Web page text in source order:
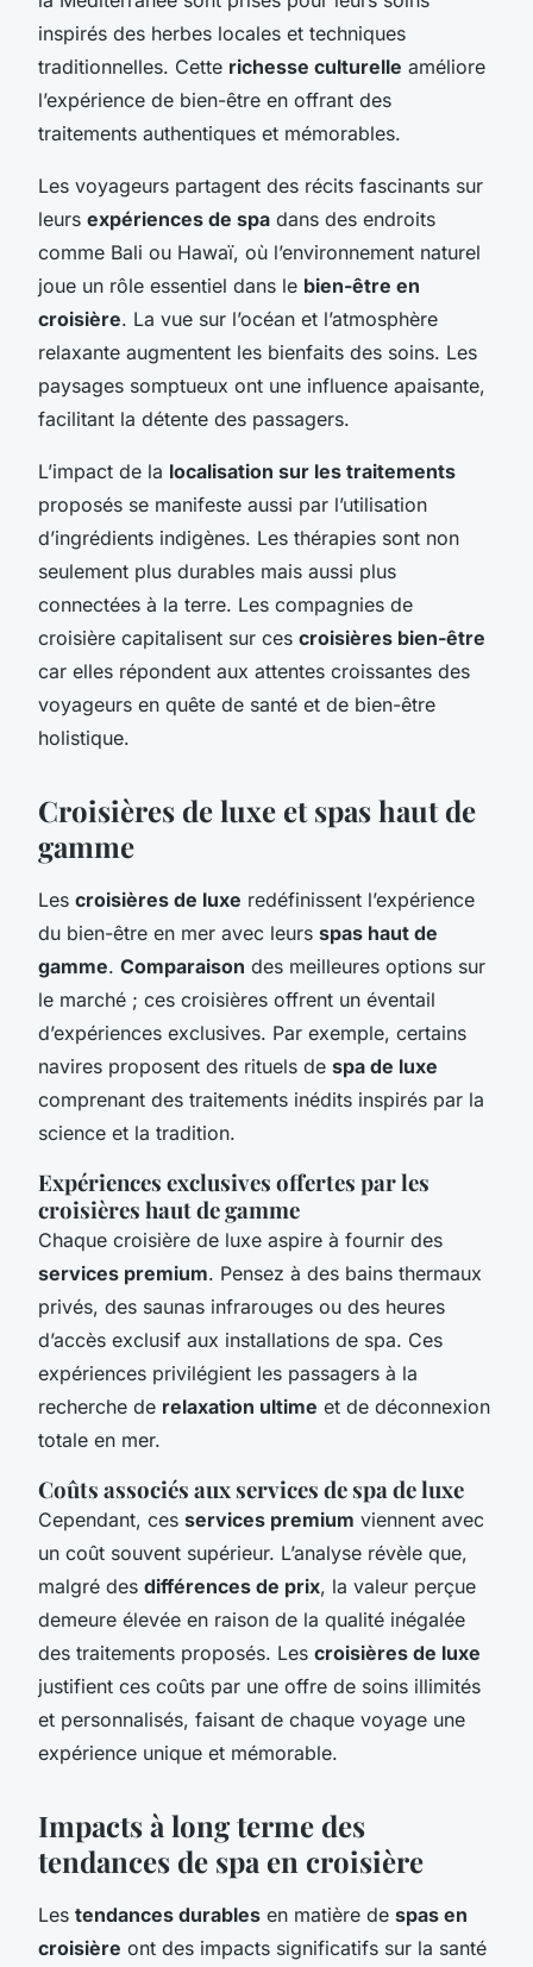
inspirés des herbes locales et techniques
traditionnelles. Cette richesse culturelle améliore
l’expérience de bien-être en offrant des
traitements authentiques et mémorables.
Les voyageurs partagent des récits fascinants sur
leurs expériences de spa dans des endroits
comme Bali ou Hawaï, où l’environnement naturel
joue un rôle essentiel dans le bien-être en
croisière. La vue sur l’océan et l’atmosphère
relaxante augmentent les bienfaits des soins. Les
paysages somptueux ont une influence apaisante,
facilitant la détente des passagers.
L’impact de la localisation sur les traitements
proposés se manifeste aussi par l’utilisation
d’ingrédients indigènes. Les thérapies sont non
seulement plus durables mais aussi plus
connectées à la terre. Les compagnies de
croisière capitalisent sur ces croisières bien-être
car elles répondent aux attentes croissantes des
voyageurs en quête de santé et de bien-être
holistique.
Croisières de luxe et spas haut de
gamme
Les croisières de luxe redéfinissent l’expérience
du bien-être en mer avec leurs spas haut de
gamme. Comparaison des meilleures options sur
le marché ; ces croisières offrent un éventail
d’expériences exclusives. Par exemple, certains
navires proposent des rituels de spa de luxe
comprenant des traitements inédits inspirés par la
science et la tradition.
Expériences exclusives offertes par les
croisières haut de gamme
Chaque croisière de luxe aspire à fournir des
services premium. Pensez à des bains thermaux
privés, des saunas infrarouges ou des heures
d’accès exclusif aux installations de spa. Ces
expériences privilégient les passagers à la
recherche de relaxation ultime et de déconnexion
totale en mer.
Coûts associés aux services de spa de luxe
Cependant, ces services premium viennent avec
un coût souvent supérieur. L’analyse révèle que,
malgré des différences de prix, la valeur perçue
demeure élevée en raison de la qualité inégalée
des traitements proposés. Les croisières de luxe
justifient ces coûts par une offre de soins illimités
et personnalisés, faisant de chaque voyage une
expérience unique et mémorable.
Impacts à long terme des
tendances de spa en croisière
Les tendances durables en matière de spas en
croisière ont des impacts significatifs sur la santé